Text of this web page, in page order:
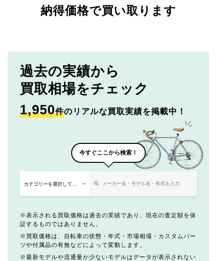
納得価格で買い取ります
過去の実績から
買取相場をチェック
1,950件のリアルな買取実績を掲載中！
今すぐここから検索！
表示される買取価格は過去の実績であり、現在の査定額を保
証するものではありません。
買取価格は、自転車の状態・年式・市場相場・カスタムパー
ツや付属品の有無などによって変動します。
最新モデルや流通量が少ないモデルはデータが表示されない